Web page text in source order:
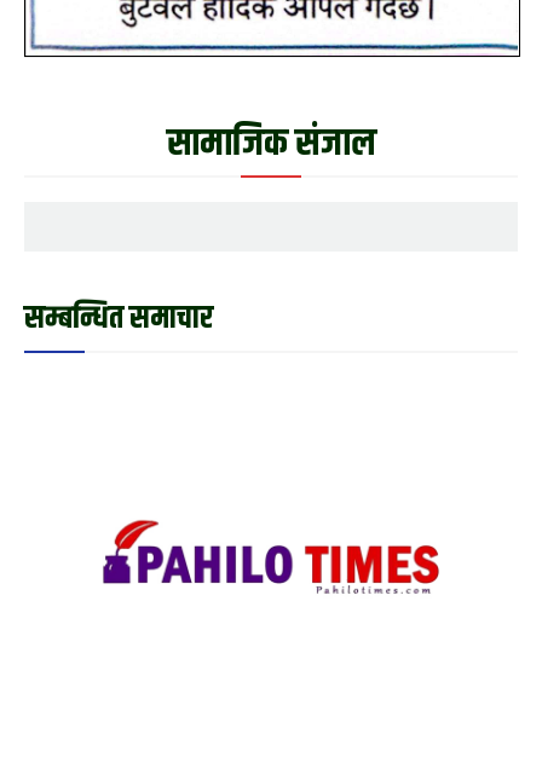
सामाजिक संजाल
सम्बन्धित समाचार